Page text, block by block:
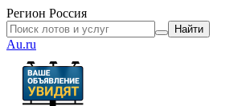
Регион Россия
Найти
Au.ru